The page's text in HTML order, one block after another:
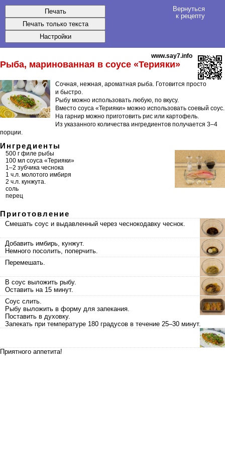
Вернуться
к рецепту
www.say7.info
Рыба, маринованная в соусе «Терияки»
Сочная, нежная, ароматная рыба. Готовится просто
и быстро.
Рыбу можно использовать любую, по вкусу.
Вместо соуса «Терияки» можно использовать соевый соус.
На гарнир можно приготовить рис или картофель.
Из указанного количества ингредиентов получается 3–4
порции.
Ингредиенты
500 г филе рыбы
100 мл соуса «Терияки»
1–2 зубчика чеснока
1 ч.л. молотого имбиря
2 ч.л. кунжута.
соль
перец
Приготовление
Смешать соус и выдавленный через чеснокодавку чеснок.
Добавить имбирь, кунжут.
Немного посолить, поперчить.
Перемешать.
В соус выложить рыбу.
Оставить на 15 минут.
Соус слить.
Рыбу выложить в форму для запекания.
Поставить в духовку.
Запекать при температуре 180 градусов в течение 25–30 минут.
Приятного аппетита!